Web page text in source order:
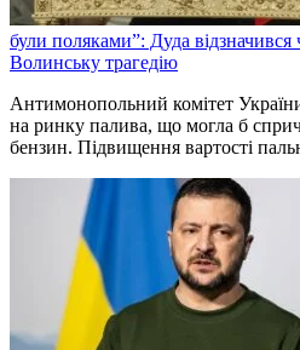
були поляками”: Дуда
Волинську трагедію
Антимонопольний комітет
на ринку палива, що могла б
бензин. Підвищення вартості